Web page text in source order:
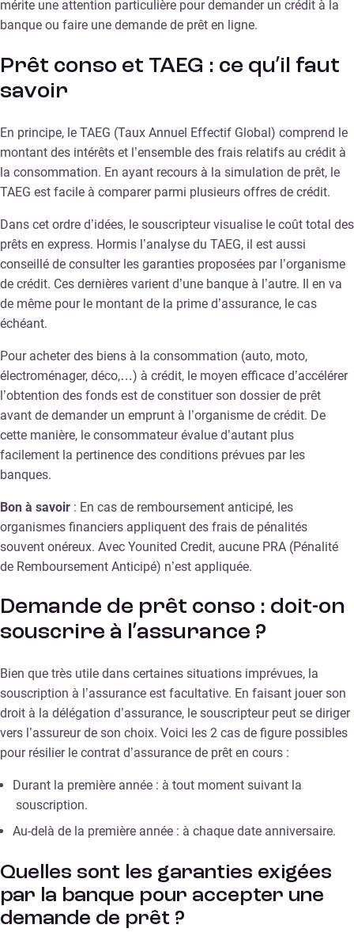
mérite une attention particulière pour demander un crédit à la
banque ou faire une demande de prêt en ligne.
Prêt conso et TAEG : ce qu’il faut
savoir
En principe, le TAEG (Taux Annuel Effectif Global) comprend le
montant des intérêts et l’ensemble des frais relatifs au crédit à
la consommation. En ayant recours à la simulation de prêt, le
TAEG est facile à comparer parmi plusieurs offres de crédit.
Dans cet ordre d’idées, le souscripteur visualise le coût total des
prêts en express. Hormis l’analyse du TAEG, il est aussi
conseillé de consulter les garanties proposées par l’organisme
de crédit. Ces dernières varient d’une banque à l’autre. Il en va
de même pour le montant de la prime d’assurance, le cas
échéant.
Pour acheter des biens à la consommation (auto, moto,
électroménager, déco,…) à crédit, le moyen efficace d’accélérer
l’obtention des fonds est de constituer son dossier de prêt
avant de demander un emprunt à l’organisme de crédit. De
cette manière, le consommateur évalue d’autant plus
facilement la pertinence des conditions prévues par les
banques.
Bon à savoir : En cas de remboursement anticipé, les
organismes financiers appliquent des frais de pénalités
souvent onéreux. Avec Younited Credit, aucune PRA (Pénalité
de Remboursement Anticipé) n’est appliquée.
Demande de prêt conso : doit-on
souscrire à l’assurance ?
Bien que très utile dans certaines situations imprévues, la
souscription à l’assurance est facultative. En faisant jouer son
droit à la délégation d’assurance, le souscripteur peut se diriger
vers l’assureur de son choix. Voici les 2 cas de figure possibles
pour résilier le contrat d’assurance de prêt en cours :
Durant la première année : à tout moment suivant la
souscription.
Au-delà de la première année : à chaque date anniversaire.
Quelles sont les garanties exigées
par la banque pour accepter une
demande de prêt ?